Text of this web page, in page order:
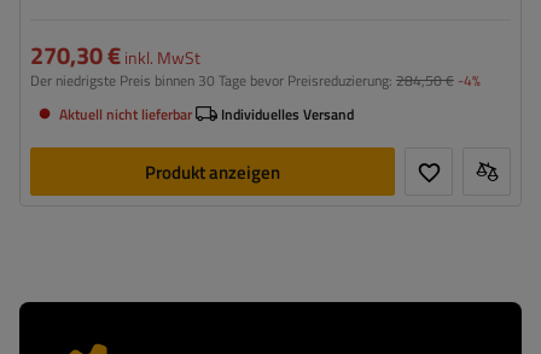
270,30 €inkl. MwSt
Der niedrigste Preis binnen 30 Tage bevor Preisreduzierung: 284,50 € -4%
Aktuell nicht lieferbar
Individuelles Versand
Produkt anzeigen